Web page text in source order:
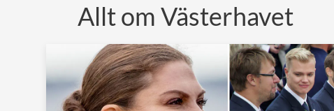
Allt om Västerhavet